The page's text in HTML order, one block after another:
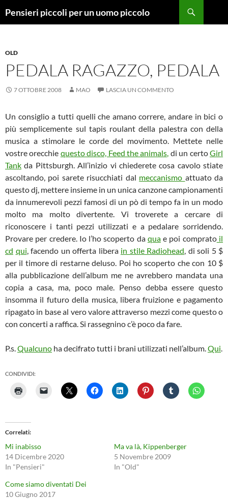
Pensieri piccoli per un uomo piccolo
OLD
PEDALA RAGAZZO, PEDALA
7 OTTOBRE 2008 MAO LASCIA UN COMMENTO
Un consiglio a tutti quelli che amano correre, andare in bici o
più semplicemente sul tapis roulant della palestra con della
musica a stimolare le corde del movimento. Mettete nelle
vostre orecchie questo disco, Feed the animals, di un certoGirl
Tank da Pittsburgh. All’inizio vi chiederete cosa cavolo stiate
ascoltando, poi sarete risucchiati dal meccanismo attuato da
questo dj, mettere insieme in un unica canzone campionamenti
da innumerevoli pezzi famosi di un pò di tempo fa in un modo
molto ma molto divertente. Vi troverete a cercare di
riconoscere i tanti pezzi utilizzati e a pedalare sorridendo.
Provare per credere. Io l’ho scoperto da quae poi compratoil
cd qui, facendo un offerta libera in stile Radiohead, di soli 5 $
per il timore di restarne deluso. Poi ho scoperto che con 10 $
alla pubblicazione dell’album me ne avrebbero mandata una
copia a casa, ma, poco male. Penso debba essere questo
insomma il futuro della musica, libera fruizione e pagamento
ripagato in base al vero valore attraverso mezzi come questo o
con concerti a raffica. Si rassegnino c’è poco da fare.
P.s.Qualcuno ha decifrato tutti i brani utilizzati nell’album.Qui.
CONDIVIDI:
Correlati
Mi inabisso
14 Dicembre 2020
In "Pensieri"
Ma va là, Kippenberger
5 Novembre 2009
In "Old"
Come siamo diventati Dei
10 Giugno 2017